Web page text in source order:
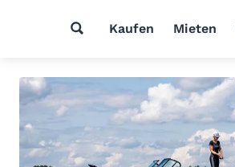
Kaufen Mieten